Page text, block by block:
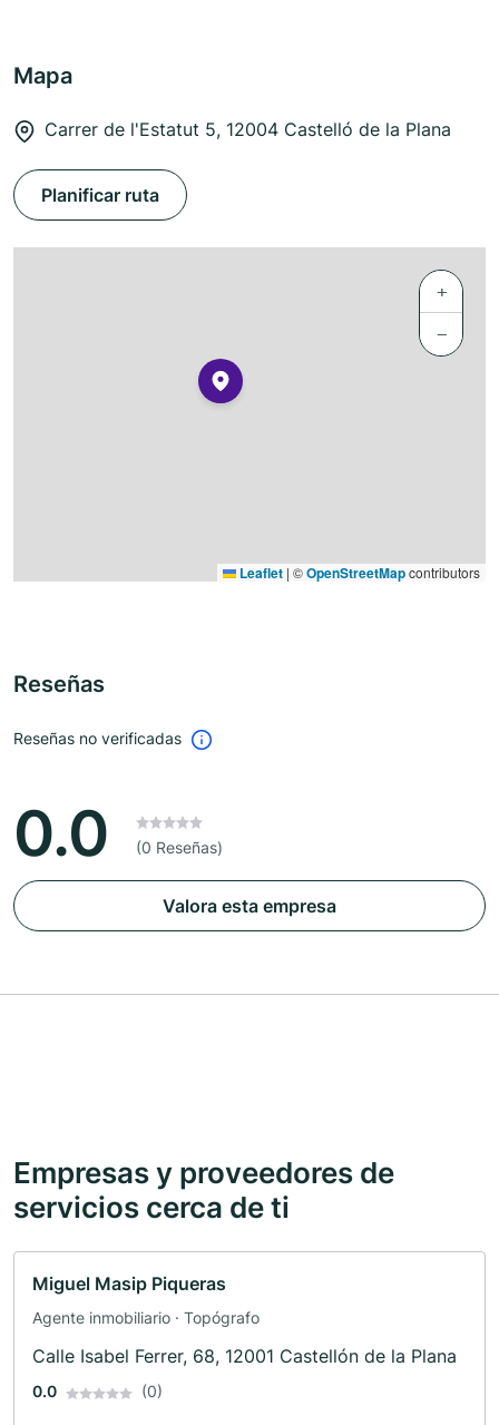
Mapa
Carrer de l'Estatut 5, 12004 Castelló de la Plana
Planificar ruta
+
−
Leaflet | ©OpenStreetMapcontributors
Reseñas
Reseñas no verificadas
0.0 (0 Reseñas)
Valora esta empresa
Empresas y proveedores de
servicios cerca de ti
Miguel Masip Piqueras
Agente inmobiliario · Topógrafo
Calle Isabel Ferrer, 68, 12001 Castellón de la Plana
0.0 (0)